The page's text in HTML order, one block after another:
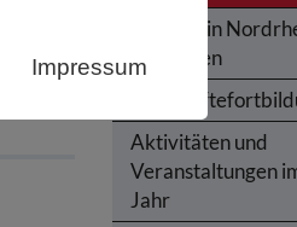
Impressum
Termine in
Westfalen
Aktivitäten und
Veranstaltungen
Jahr